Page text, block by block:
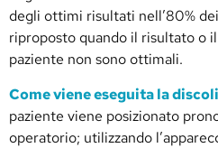
degli ottimi risultati nell’80%
riproposto quando il risultato o
paziente non sono ottimali.
Come viene eseguita la
paziente viene posizionato
operatorio; utilizzando